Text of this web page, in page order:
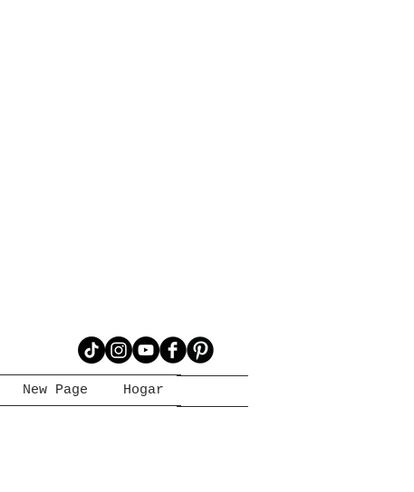
Hogar
New Page